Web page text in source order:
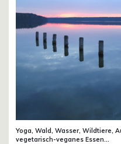
Yoga, Wald, Wasser, Wildtiere,
vegetarisch-veganes Essen...